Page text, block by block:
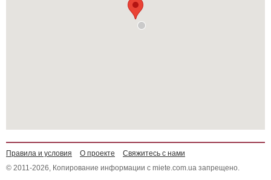
Правила и условия О проекте
Свяжитесь с нами
© 2011-2026, Копирование информации с miete.com.ua запрещено.